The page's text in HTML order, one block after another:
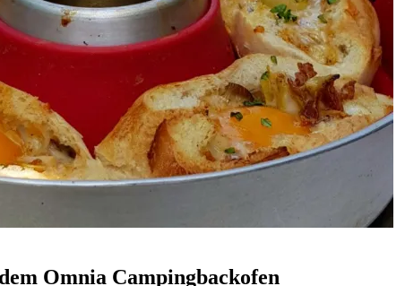
Omnia Campingbackofen